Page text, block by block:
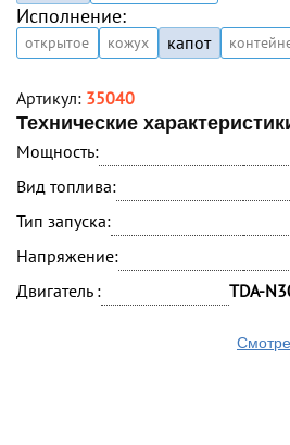
Исполнение:
открытое кожух капот
Артикул: 35040
Технические
Мощность:
Вид топлива:
Тип запуска:
Напряжение:
Двигатель :
TDA-